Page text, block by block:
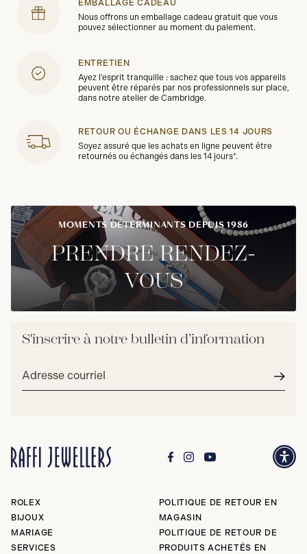
EMBALLAGE CADEAU
Nous offrons un emballage cadeau gratuit que vous
pouvez sélectionner au moment du paiement.
ENTRETIEN
Ayez l'esprit tranquille : sachez que tous vos appareils
peuvent être réparés par nos professionnels sur place,
dans notre atelier de Cambridge.
RETOUR OU ÉCHANGE DANS LES 14 JOURS
Soyez assuré que les achats en ligne peuvent être
retournés ou échangés dans les 14 jours*.
MOMENTS DÉTERMINANTS DEPUIS 1986
PRENDRE RENDEZ-
VOUS
S'inscrire à notre bulletin d’information
Adresse
ROLEX
BIJOUX
MARIAGE
SERVICES
POLITIQUE DE RETOUR EN
MAGASIN
POLITIQUE DE RETOUR DE
PRODUITS ACHETÉS EN